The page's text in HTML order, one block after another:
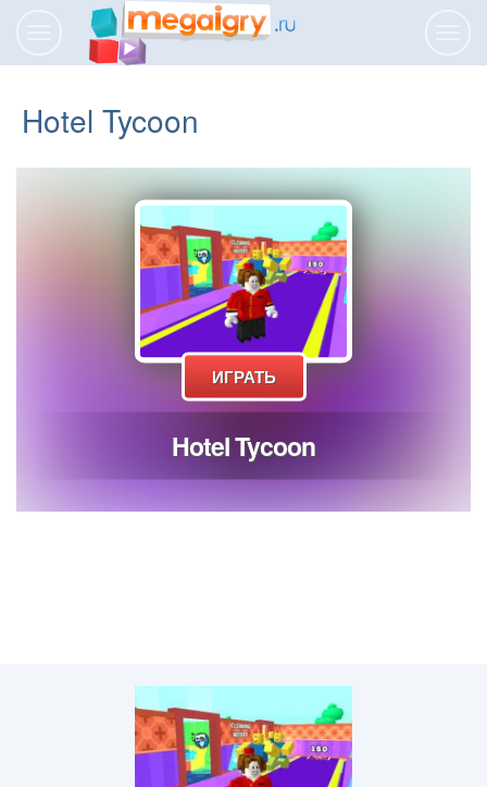
Переключить
навигацию
Hotel Tycoon